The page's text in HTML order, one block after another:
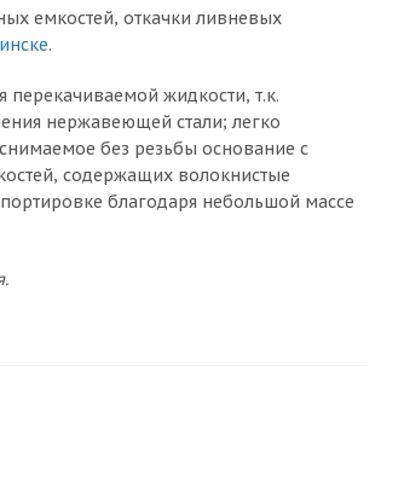
емкостей, откачки ливневых
.
жидкости, т.к.
нержавеющей стали; легко
без резьбы основание с
содержащих волокнистые
благодаря небольшой массе